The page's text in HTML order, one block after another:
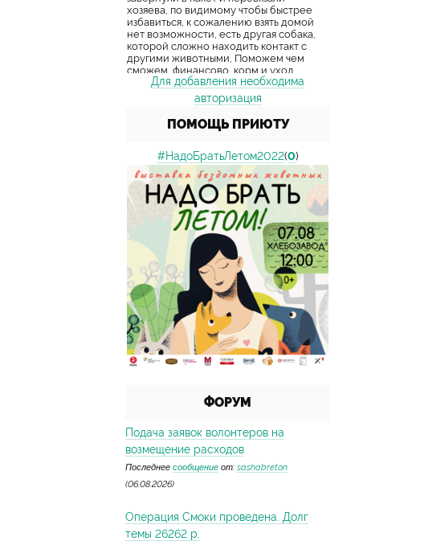
Для добавления необходима
авторизация
ПОМОЩЬ ПРИЮТУ
#НадоБратьЛетом2022(0)
ФОРУМ
Подача заявок волонтеров на
возмещение расходов
Последнее сообщение от: sashabreton
(06.08.2026)
Операция Смоки проведена. Долг
темы 26262 р.